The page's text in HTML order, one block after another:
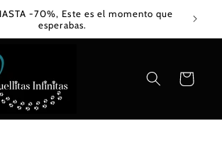
-70%, Este es el momento que
esperabas.
Carrito